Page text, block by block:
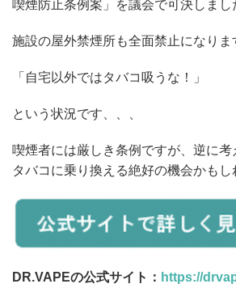
喫煙防止条例案」を議会で可決しまし
施設の屋外禁煙所も全面禁止になりま
「自宅以外ではタバコ吸うな！」
という状況です、、、
喫煙者には厳しき条例ですが、逆に
タバコに乗り換える絶好の機会かもし
DR.VAPEの公式サイト： https://